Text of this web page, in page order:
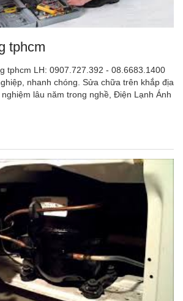
tphcm
tphcm LH: 0907.727.392 - 08.6683.1400
nhanh chóng. Sửa chữa trên khắp địa
lâu năm trong nghề, Điện Lạnh Ánh